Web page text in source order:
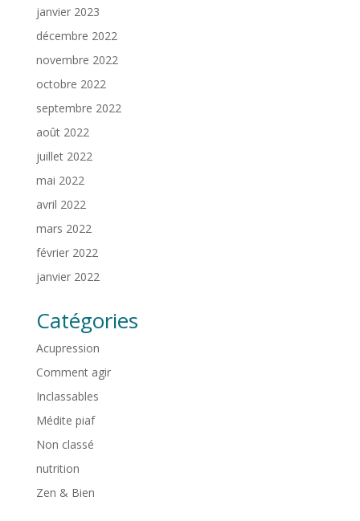
janvier 2023
décembre 2022
novembre 2022
octobre 2022
septembre 2022
août 2022
juillet 2022
mai 2022
avril 2022
mars 2022
février 2022
janvier 2022
Catégories
Acupression
Comment agir
Inclassables
Médite piaf
Non classé
nutrition
Zen & Bien